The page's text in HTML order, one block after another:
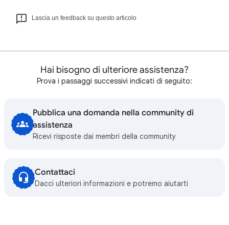
Lascia un feedback su questo articolo
Hai bisogno di ulteriore assistenza?
Prova i passaggi successivi indicati di seguito:
Pubblica una domanda nella community di
assistenza
Ricevi risposte dai membri della community
Contattaci
Dacci ulteriori informazioni e potremo aiutarti